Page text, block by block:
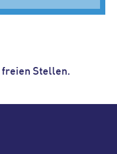
freien Stellen.